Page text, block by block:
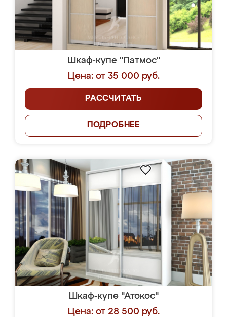
Шкаф-купе "Патмос"
Цена: от 35 000 руб.
РАССЧИТАТЬ
ПОДРОБНЕЕ
Шкаф-купе "Атокос"
Цена: от 28 500 руб.